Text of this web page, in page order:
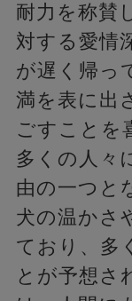
耐力を称賛
対する愛情
が遅く帰っ
満を表に出
ごすことを
多くの人々
由の一つと
犬の温かさ
ており、多
とが予想さ